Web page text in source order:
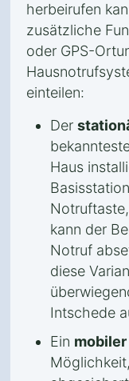
herbeirufen
zusätzliche
oder GPS-
einteilen:
Der
Haus
kann der
Notruf
diese
Intschede
Ein